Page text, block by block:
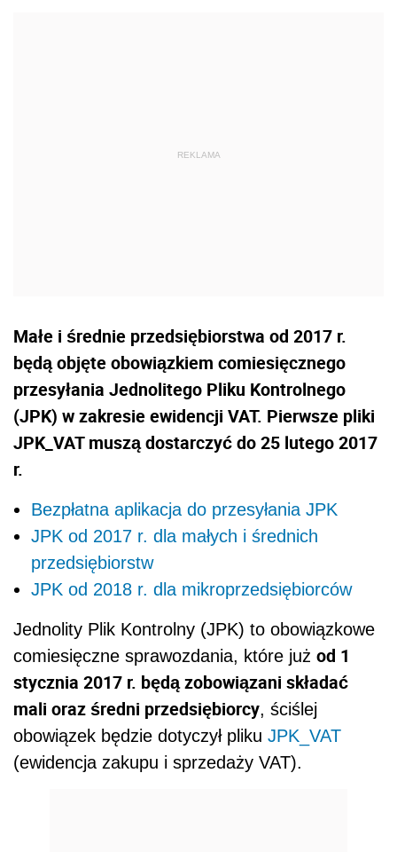
Małe i średnie przedsiębiorstwa od 2017 r.
będą objęte obowiązkiem comiesięcznego
przesyłania Jednolitego Pliku Kontrolnego
(JPK) w zakresie ewidencji VAT. Pierwsze pliki
JPK_VAT muszą dostarczyć do 25 lutego 2017
r.
Bezpłatna aplikacja do przesyłania JPK
JPK od 2017 r. dla małych i średnich
przedsiębiorstw
JPK od 2018 r. dla mikroprzedsiębiorców
Jednolity Plik Kontrolny (JPK) to obowiązkowe
comiesięczne sprawozdania, które już od 1
stycznia 2017 r. będą zobowiązani składać
mali oraz średni przedsiębiorcy, ściślej
obowiązek będzie dotyczył pliku JPK_VAT
(ewidencja zakupu i sprzedaży VAT).